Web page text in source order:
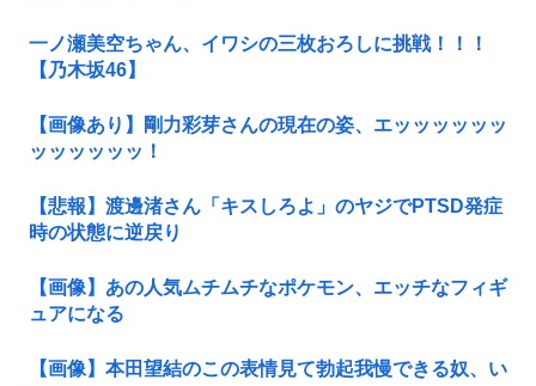
一ノ瀬美空ちゃん、イワシの三枚おろしに挑戦！！！
【乃木坂46】
【画像あり】剛力彩芽さんの現在の姿、エッッッッッッ
ッッッッッッ！
【悲報】渡邊渚さん「キスしろよ」のヤジでPTSD発症
時の状態に逆戻り
【画像】あの人気ムチムチなポケモン、エッチなフィギ
ュアになる
【画像】本田望結のこの表情見て勃起我慢できる奴、い